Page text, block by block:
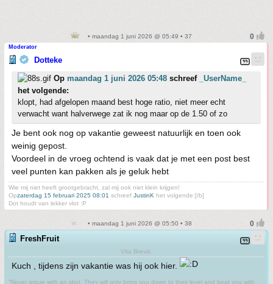
• maandag 1 juni 2026 @ 05:49 • 37
Moderator
Dotteke
Op maandag 1 juni 2026 05:48 schreef
_UserName_
het volgende:
klopt, had afgelopen maand best hoge ratio, niet meer echt
verwacht want halverwege zat ik nog maar op de 1.50 of zo
Je bent ook nog op vakantie geweest natuurlijk en toen ook
weinig gepost.
Voordeel in de vroeg ochtend is vaak dat je met een post best
veel punten kan pakken als je geluk hebt
Wie mij niet heeft grootgebracht, zal mij ook niet klein krijgen!
Opzaterdag 15 februari 2025 08:01 schreef JustinK het volgende:[/b]
Dot houdt van lekker vlot :P
• maandag 1 juni 2026 @ 05:50 • 38
FreshFruit
Vita Brevis.
Kuch , tijdens zijn vakantie was hij ook hier.
“Never argue with an idiot. They will only bring you down to their level and beat you with